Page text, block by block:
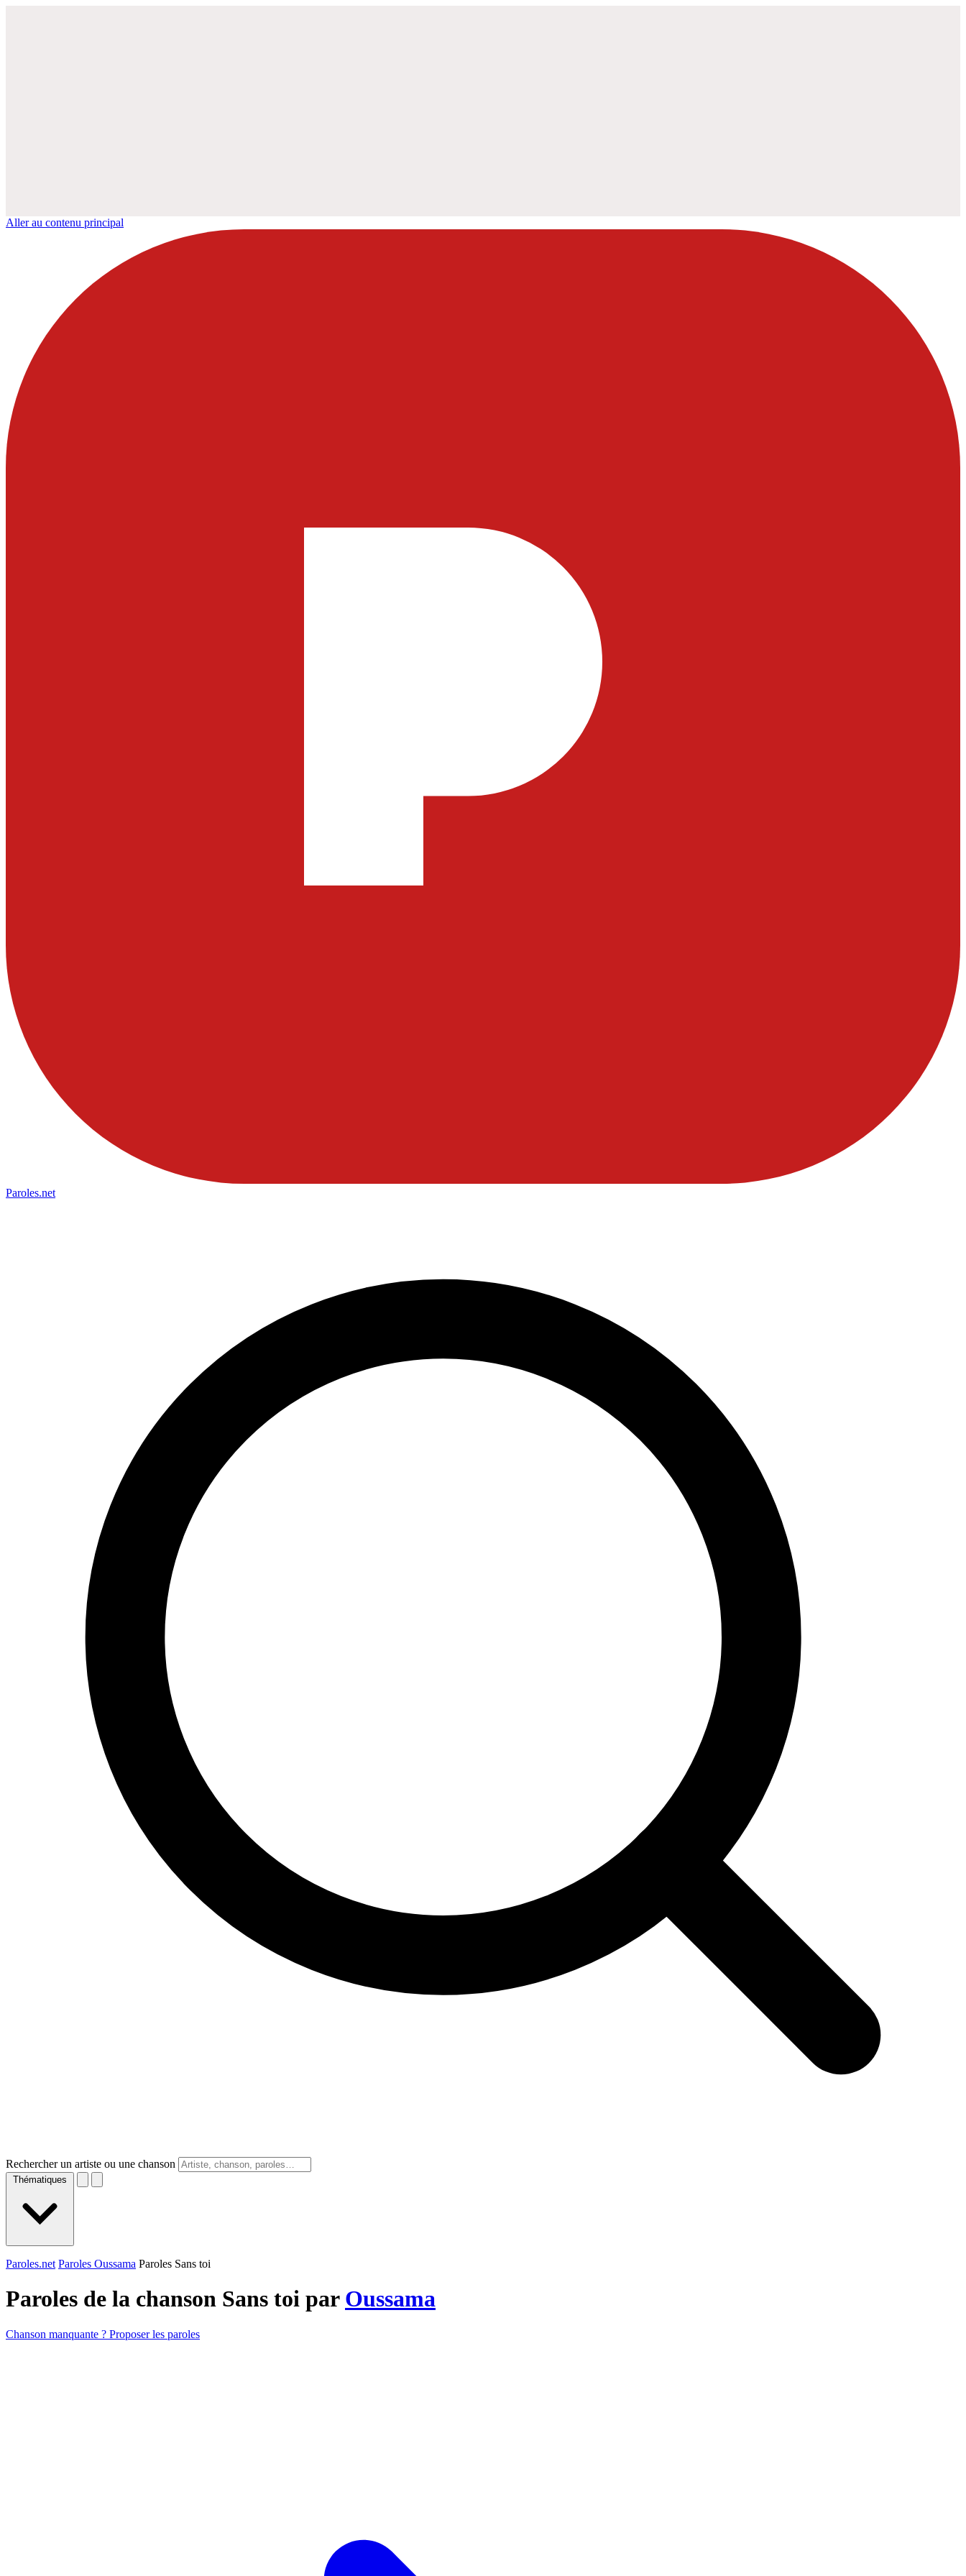
Aller au contenu principal
Paroles.net
Rechercher un artiste ou une chanson
Thématiques
Paroles.net Paroles Oussama Paroles Sans toi
Paroles de la chanson Sans toi par Oussama
Chanson manquante ? Proposer les paroles